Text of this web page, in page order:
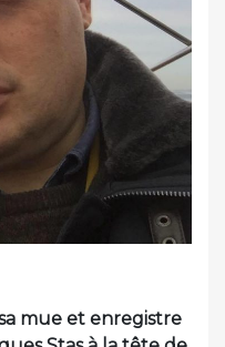
mue et enregistre